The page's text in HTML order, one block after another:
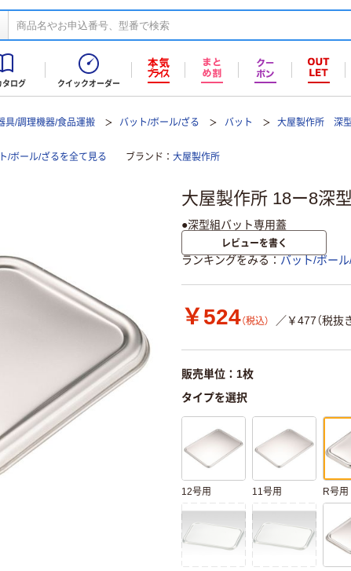
タログ クイックオーダー
具/調理機器/食品運搬 バット/ボール/ざる バット 大屋製作所 深
/ボール/ざるを全て見る ブランド 大屋製作所
大屋製作所 18ー8深
●深型組バット専用蓋
レビューを書く
ランキングをみる バット/ボー
￥524（税込） ／￥477（税抜き
販売単位：1枚
タイプを選択
12号用 11号用 R号用